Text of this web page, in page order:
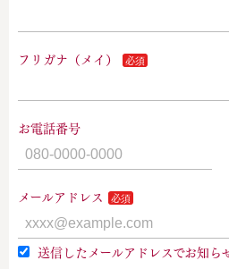
フリガナ（メイ）
お電話番号
メールアドレス
送信したメールアドレスでお知ら